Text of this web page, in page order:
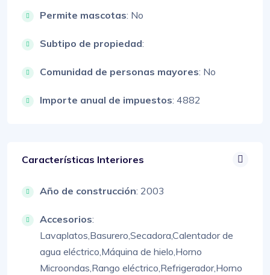
Permite mascotas: No
Subtipo de propiedad:
Comunidad de personas mayores: No
Importe anual de impuestos: 4882
Características Interiores
Año de construcción: 2003
Accesorios:
Lavaplatos,Basurero,Secadora,Calentador de
agua eléctrico,Máquina de hielo,Horno
Microondas,Rango eléctrico,Refrigerador,Horno